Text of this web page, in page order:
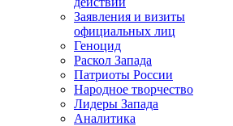
Заявления и визиты
официальных лиц
Геноцид
Раскол Запада
Патриоты России
Народное творчество
Лидеры Запада
Аналитика